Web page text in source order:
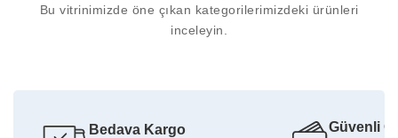
Bu vitrinimizde öne çıkan kategorilerimizdeki ürünleri
inceleyin.
Bedava Kargo Güvenli